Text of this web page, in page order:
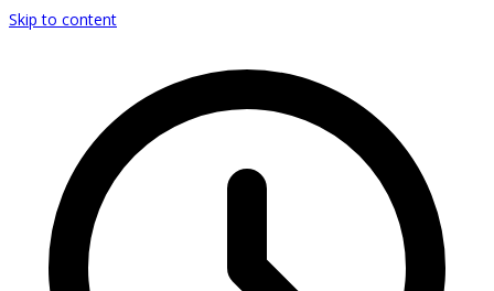
Skip to content